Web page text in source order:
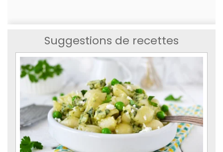
Suggestions de recettes